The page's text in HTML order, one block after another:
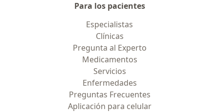
Para los pacientes
Especialistas
Clínicas
Pregunta al Experto
Medicamentos
Servicios
Enfermedades
Preguntas Frecuentes
Aplicación para celular